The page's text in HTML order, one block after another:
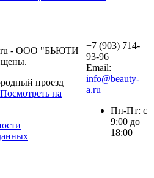
- ООО "БЬЮТИ
проезд
Посмотреть на
+7 (903) 714-
93-96
Email:
info@beauty-
a.ru
Пн-Пт: с
9:00 до
18:00